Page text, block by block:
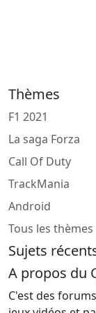
Thèmes
F1 2021
La saga Forza
Call Of Duty
TrackMania
Android
Tous les thèmes
Sujets
A propos du
C'est des